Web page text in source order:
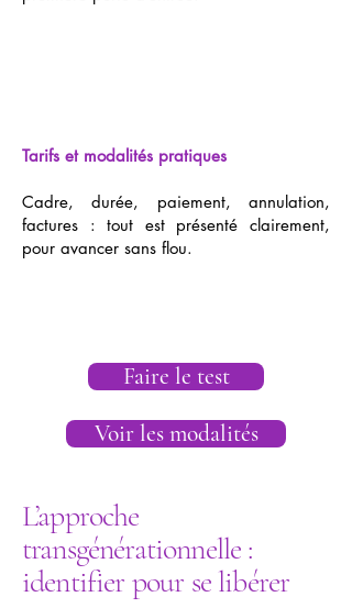
Tarifs et modalités pratiques
Cadre, durée, paiement, annulation,
factures : tout est présenté clairement,
pour avancer sans flou.
Faire le test
Voir les modalités
L’approche
transgénérationnelle :
identifier pour se libérer